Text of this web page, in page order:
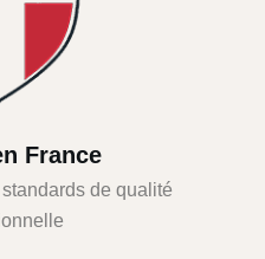
France
de qualité